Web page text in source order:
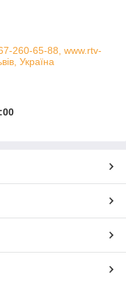
260-65-88, www.rtv-
Україна